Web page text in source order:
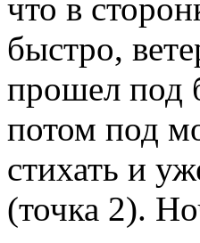
что в
быстро,
прошел под
потом под
стихать и
(точка 2).